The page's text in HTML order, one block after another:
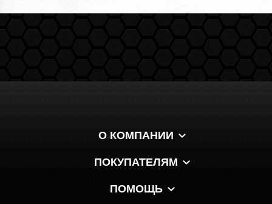
О КОМПАНИИ
ПОКУПАТЕЛЯМ
ПОМОЩЬ